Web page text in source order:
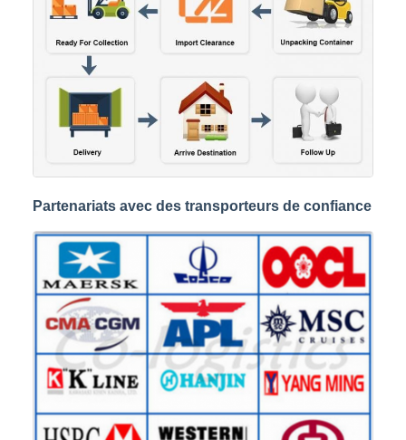
Partenariats avec des transporteurs de confiance